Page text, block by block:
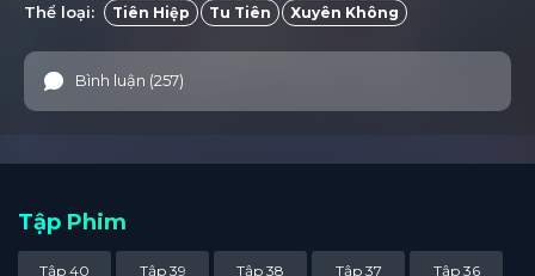
Thể loại: Tiên Hiệp Tu Tiên Xuyên Không
Bình luận (257)
Tập Phim
Tập 40 Tập 39 Tập 38 Tập 37 Tập 36